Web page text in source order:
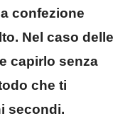
confezione
Nel caso delle
capirlo senza
che ti
secondi.